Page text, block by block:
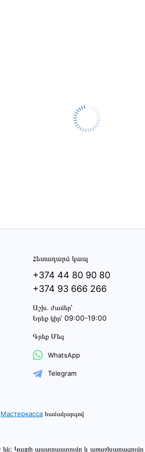
Հետադարձ կապ
+374 44 80 90 80
+374 93 666 266
Աշխ․ ժամեր՝
Երեք կիր՝ 09:00-19:00
Գրեք Մեզ
WhatsApp
Telegram
Мастеркасса համակարգով
Կայքի պատրաստումը և առաջխաղացումը